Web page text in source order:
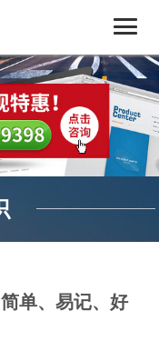
单、易记、好